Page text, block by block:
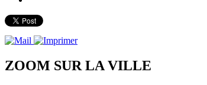
ZOOM SUR LAVILLE